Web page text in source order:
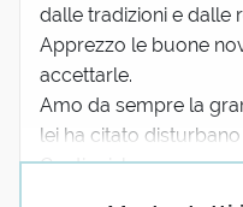
dalle tradizioni e dalle
Apprezzo le buone
accettarle.
Amo da sempre la
lei ha citato
Continui, la prego,